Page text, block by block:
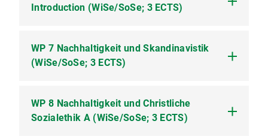
Entwicklung (Vorlesung; 2 SWS)
Introduction (WiSe/SoSe; 3 ECTS)
WP 6.1 One Health Core Competencies
(Online-Kurs; 2 SWS; englisch)
WP 7 Nachhaltigkeit und Skandinavistik
(WiSe/SoSe; 3 ECTS)
WP 7.1 Literatur Skandinaviens und
Kulturtheorie (Seminar; 2 SWS)
WP 8 Nachhaltigkeit und Christliche
Sozialethik A (WiSe/SoSe; 3 ECTS)